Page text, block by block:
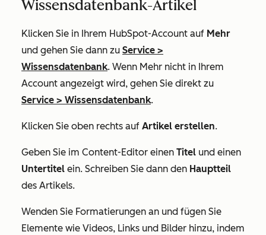
Wissensdatenbank-Artikel
Klicken Sie in Ihrem HubSpot-Account auf Mehr
und gehen Sie dann zu Service >
Wissensdatenbank. Wenn Mehr nicht in Ihrem
Account angezeigt wird, gehen Sie direkt zu
Service > Wissensdatenbank.
Klicken Sie oben rechts auf Artikel erstellen.
Geben Sie im Content-Editor einen Titel und einen
Untertitel ein. Schreiben Sie dann den Hauptteil
des Artikels.
Wenden Sie Formatierungen an und fügen Sie
Elemente wie Videos, Links und Bilder hinzu, indem